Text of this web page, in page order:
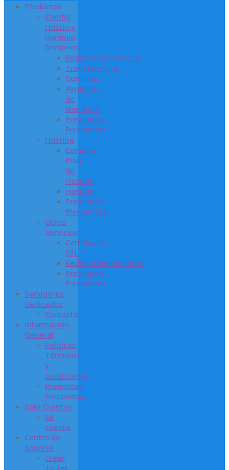
Productos
Combo
Hostin y
Dominio
Dominios
Registro/Renovación
Transferencia
Dominios
Ayudante
de
Nombres
Preguntas
Frecuentes
Hosting
Comprar
Plan
de
Hosting
Hosting
Preguntas
Frecuentes
Otros
Servicios
Certificado
SSL
Redireccionamientos
Preguntas
Frecuentes
Servidores
Dedicados
Contacto
Información
General
Políticas,
Términos
y
Condiciones
Preguntas
Frecuentes
Sólo Clientes
Mi
cuenta
Centro de
Soporte
Crear
Ticket